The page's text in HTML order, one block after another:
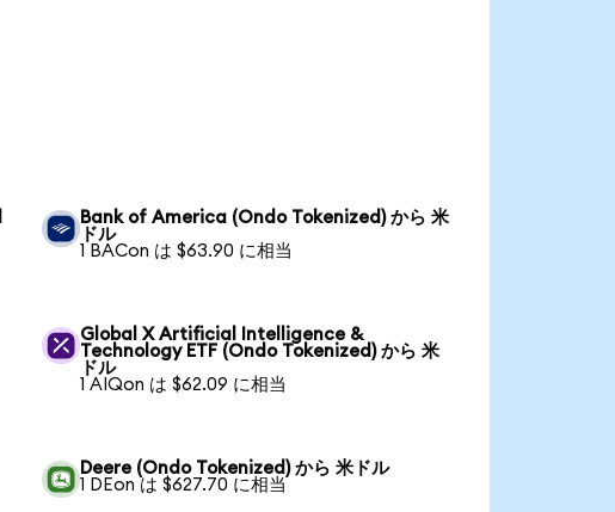
Bank of America (Ondo Tokenized) から 米
ドル
1 BACon は $63.90 に相当
Global X Artificial Intelligence &
Technology ETF (Ondo Tokenized) から 米
ドル
1 AIQon は $62.09 に相当
Deere (Ondo Tokenized) から 米ドル
1 DEon は $627.70 に相当